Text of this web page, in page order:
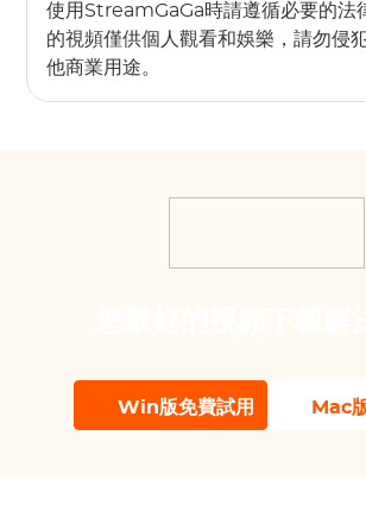
使用StreamGaGa時請遵循必要的法
的視頻僅供個人觀看和娛樂，請勿侵
他商業用途。
Win版免費試用 Mac